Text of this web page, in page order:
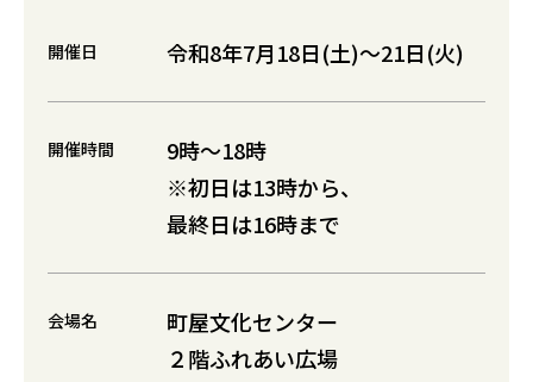
開催日 令和8年7月18日(土)～21日(火)
開催時間
9時～18時
※初日は13時から、
最終日は16時まで
会場名
町屋文化センター
２階ふれあい広場